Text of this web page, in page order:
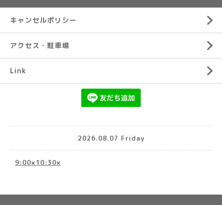
キャンセルポリシー
アクセス・駐車場
Link
2026.08.07 Friday
9:00×10:30×